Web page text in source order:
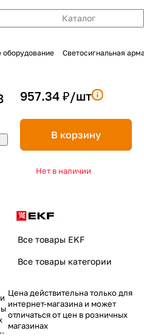
Каталог
оборудование Светосигнальная
957.34 ₽/шт
В корзину
Нет в наличии
Все товары EKF
Все товары категории
Цена действительна только для
интернет-магазина и может
отличаться от цен в розничных
магазинах